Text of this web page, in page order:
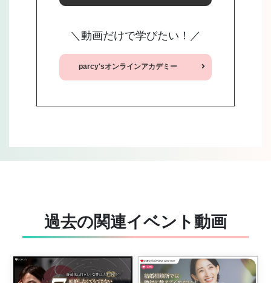
＼動画だけで学びたい！／
parcy'sオンラインアカデミー
過去の関連イベント動画